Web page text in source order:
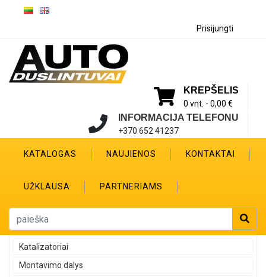
Prisijungti
KREPŠELIS
0 vnt. - 0,00 €
INFORMACIJA TELEFONU
+370 652 41237
KATALOGAS NAUJIENOS KONTAKTAI
UŽKLAUSA PARTNERIAMS
Katalizatoriai
Montavimo dalys